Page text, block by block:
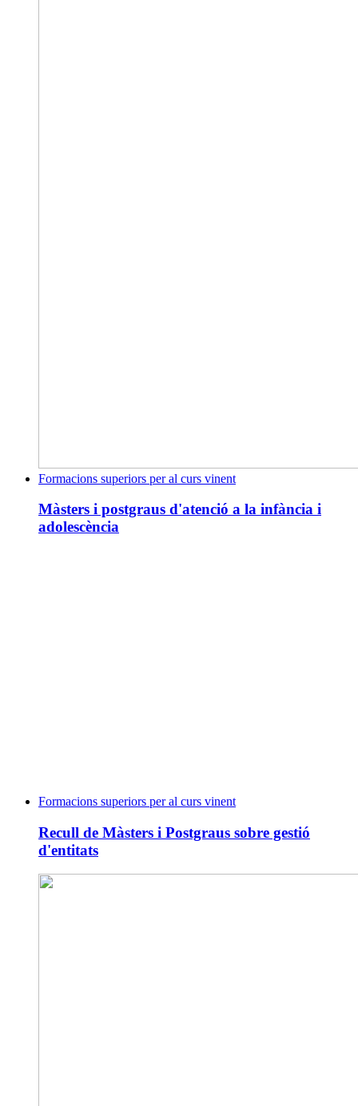
Formacions superiors per al curs vinent
Màsters i postgraus d'atenció a la infància i
adolescència
Formacions superiors per al curs vinent
Recull de Màsters i Postgraus sobre gestió
d'entitats